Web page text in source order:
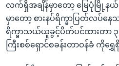
လက်ရှိအချိန်မှာတော့ မြေပုံမြို့နယ်
မှာတော့ စားနပ်ရိက္ခာပြတ်လပ်
ရိက္ခာသယ်ယူခွင့်ပိတ်ပင်ထားတာ
ကြီးစစ်ရှောင်စခန်းတာဝန်ခံ ကိုရွှေ